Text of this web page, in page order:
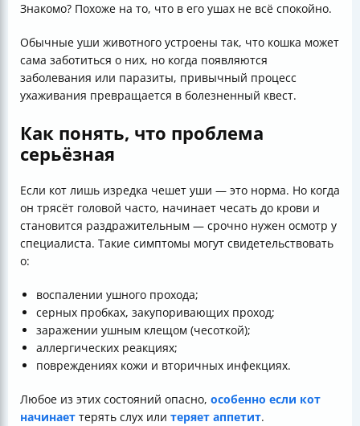
Знакомо? Похоже на то, что в его ушах не всё спокойно.
Обычные уши животного устроены так, что кошка может
сама заботиться о них, но когда появляются
заболевания или паразиты, привычный процесс
ухаживания превращается в болезненный квест.
Как понять, что проблема
серьёзная
Если кот лишь изредка чешет уши — это норма. Но когда
он трясёт головой часто, начинает чесать до крови и
становится раздражительным — срочно нужен осмотр у
специалиста. Такие симптомы могут свидетельствовать
о:
воспалении ушного прохода;
серных пробках, закупоривающих проход;
заражении ушным клещом (чесоткой);
аллергических реакциях;
повреждениях кожи и вторичных инфекциях.
Любое из этих состояний опасно, особенно если кот
начинает терять слух или теряет аппетит.